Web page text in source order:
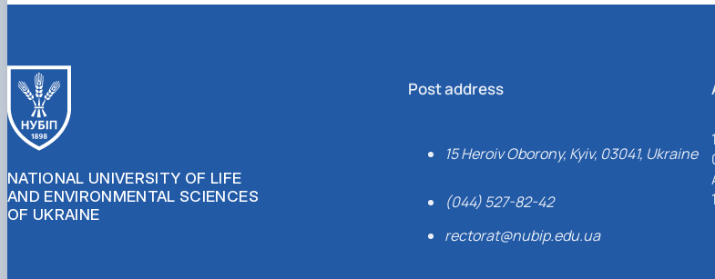
NATIONAL UNIVERSITY OF LIFE
AND ENVIRONMENTAL SCIENCES
OF UKRAINE
Post address
15 Heroiv Oborony, Kyiv, 03041, Ukraine
(044) 527-82-42
rectorat@nubip.edu.ua